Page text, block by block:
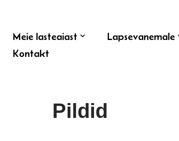
Meie lasteaiast Lapsevanemale
Kontakt
Pildid